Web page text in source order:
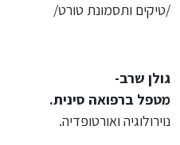
/טיקים ותסמונת טורט/
גולן שרב-
מטפל ברפואה סינית.
נוירולוגיה ואורטופדיה.